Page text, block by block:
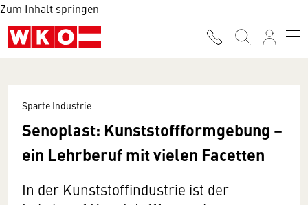
Zum Inhalt springen
Sparte Industrie
Senoplast: Kunststoffformgebung –
ein Lehrberuf mit vielen Facetten
In der Kunststoffindustrie ist der